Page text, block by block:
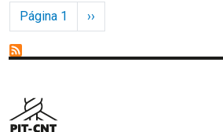
Paginación
Página 1 Siguiente página
››